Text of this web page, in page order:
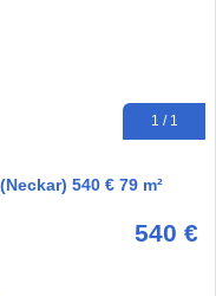
1 / 1
540 € 79 m²
540 €